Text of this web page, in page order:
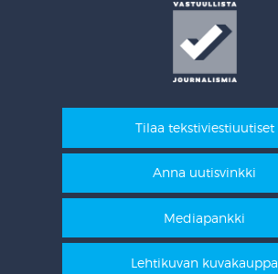
Tilaa tekstiviestiuutiset
Anna uutisvinkki
Mediapankki
Lehtikuvan kuvakauppa